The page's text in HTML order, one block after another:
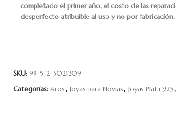
completado el primer año, el costo de las
desperfecto atribuible al uso y no por fabricación.
SKU: 99-5-2-3021209
Categorías: Aros, Joyas para Novias, Joyas Plata 925,